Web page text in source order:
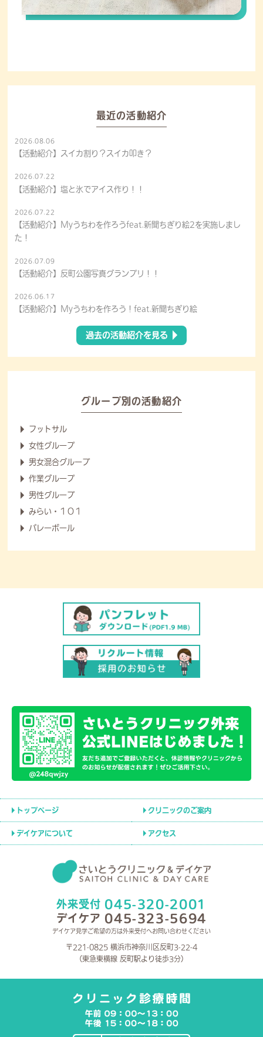
最近の活動紹介
2026.08.06
【活動紹介】スイカ割り？スイカ叩き？
2026.07.22
【活動紹介】塩と氷でアイス作り！！
2026.07.22
【活動紹介】Myうちわを作ろうfeat.新聞ちぎり絵2を実施しまし
た！
2026.07.09
【活動紹介】反町公園写真グランプリ！！
2026.06.17
【活動紹介】Myうちわを作ろう！feat.新聞ちぎり絵
過去の活動紹介を見る
グループ別の活動紹介
フットサル
女性グループ
男女混合グループ
作業グループ
男性グループ
みらい・１０１
バレーボール
トップページ クリニックのご案内
デイケアについて アクセス
外来受付 045-320-2001
デイケア 045-323-5694
デイケア見学ご希望の方は外来受付へお問い合わせください
〒221-0825 横浜市神奈川区反町3-22-4
（東急東横線 反町駅より徒歩3分）